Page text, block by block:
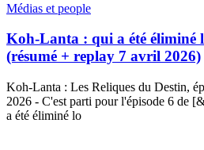
Médias et people
Koh-Lanta : qui a été éliminé
(résumé + replay 7 avril 2026)
Koh-Lanta : Les Reliques du Destin,
2026 - C'est parti pour l'épisode 6 de
a été éliminé lo